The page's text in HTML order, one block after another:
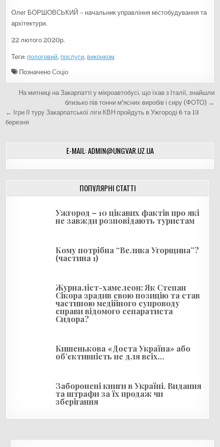
Олег БОРШОВСЬКИЙ – начальник управління містобудування та
архітектури.
22 лютого 2020р.
Теги: пологовий, послуги, виконком
ПозначеноСоціо
в
а
ц
На митниці на Закарпатті у мікроавтобусі, що їхав з Італії, знайшли
близько пів тонни м'ясних виробів і сиру (ФОТО) →
← Ігри ІІ туру Закарпатської ліги КВН пройдуть в Ужгороді 6 та 13
березня
E-MAIL: ADMIN@UNGVAR.UZ.UA
ПОПУЛЯРНІ СТАТТІ
Ужгород – 10 цікавих фактів про які
не завжди розповідають туристам
Кому потрібна “Велика Угорщина”?
(частина 1)
Журналіст-хамелеон: Як Степан
Сікора зрадив свою позицію та став
частиною медійного супроводу
справи відомого сепаратиста
Сидора?
Кишенькова «Доста Україна» або
об’єктивність не для всіх…
Заборонені книги в Україні. Видання
та штрафи за їх продаж чи
зберігання